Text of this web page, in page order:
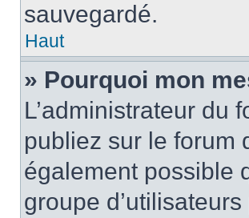
sauvegardé.
Haut
» Pourquoi mon
L’administrateur du
publiez sur le forum
également possible
groupe